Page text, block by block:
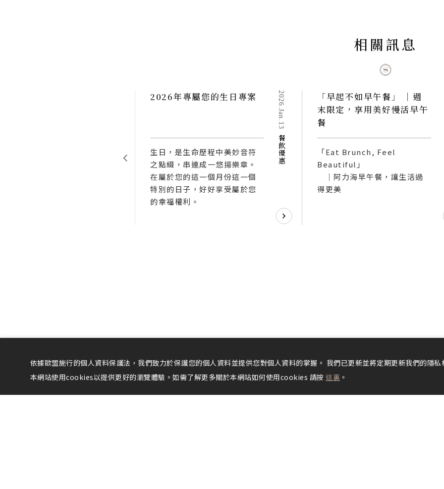
相關訊息
2026年專屬您的生日專案
生日，是生命歷程中美妙音符
之點綴，串連成一悠揚樂章。
在屬於您的這一個月份這一個
特別的日子，好好享受屬於您
的幸福權利。
2026.Jan.13
餐飲優惠
「早起不如早午餐」 ｜週
末限定，享用美好慢活早午
餐
「Eat Brunch, Feel
Beautiful」
｜阿力海早午餐，讓生活過
得更美
依據歐盟施行的個人資料保護法，我們致力於保護您的個人資料並提供您對個人資料的掌握。 我們已更新並將定期更新我們的隱
本網站使用cookies以提供更好的瀏覽體驗。如需了解更多關於本網站如何使用cookies 請按 這裏 。